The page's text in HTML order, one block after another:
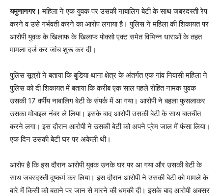
यमुनानगर। महिला ने एक युवक पर उसकी नाबालिग बेटी के साथ जबरदस्ती रेप
करने व उसे गर्भवती करने का आरोप लगाया है। पुलिस ने महिला की शिकायत पर
आरोपी युवक के खिलाफ के खिलाफ पोक्सो एक्ट समेत विभिन्न धाराओं के तहत
मामला दर्ज कर जांच शुरू कर दी।
पुलिस सूत्रों ने बताया कि बुडि़या थाना क्षेत्र के अंतर्गत एक गांव निवासी महिला ने
पुलिस को दी शिकायत में बताया कि करीब एक साल पहले रोहित नामक युवक
उसकी 17 वर्षीय नाबालिग बेटी के संपर्क में आ गया। आरोपी ने बहला फुसलाकर
उसका मोबाइल नंबर ले लिया। इसके बाद आरोपी उसकी बेटी के साथ बातचीत
करने लगा। इस दौरान आरोपी ने उसकी बेटी को अपने प्रेम जाल में फंसा लिया।
एक दिन उसकी बेटी घर पर अकेली थी।
आरोप है कि इस दौरान आरोपी युवक उनके घर पर आ गया और उसकी बेटी के
साथ जबरदस्ती दुष्कर्म कर लिया। इस दौरान आरोपी ने उसकी बेटी को मामले के
बारे में किसी को बताने पर जान से मारने की धमकी दी। इसके बाद आरोपी अक्सर